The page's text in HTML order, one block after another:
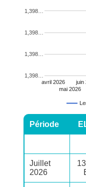
avril 2026
mai 2026
juin
1,398…
1,398…
1,398…
1,398…
Période
Juillet
2026